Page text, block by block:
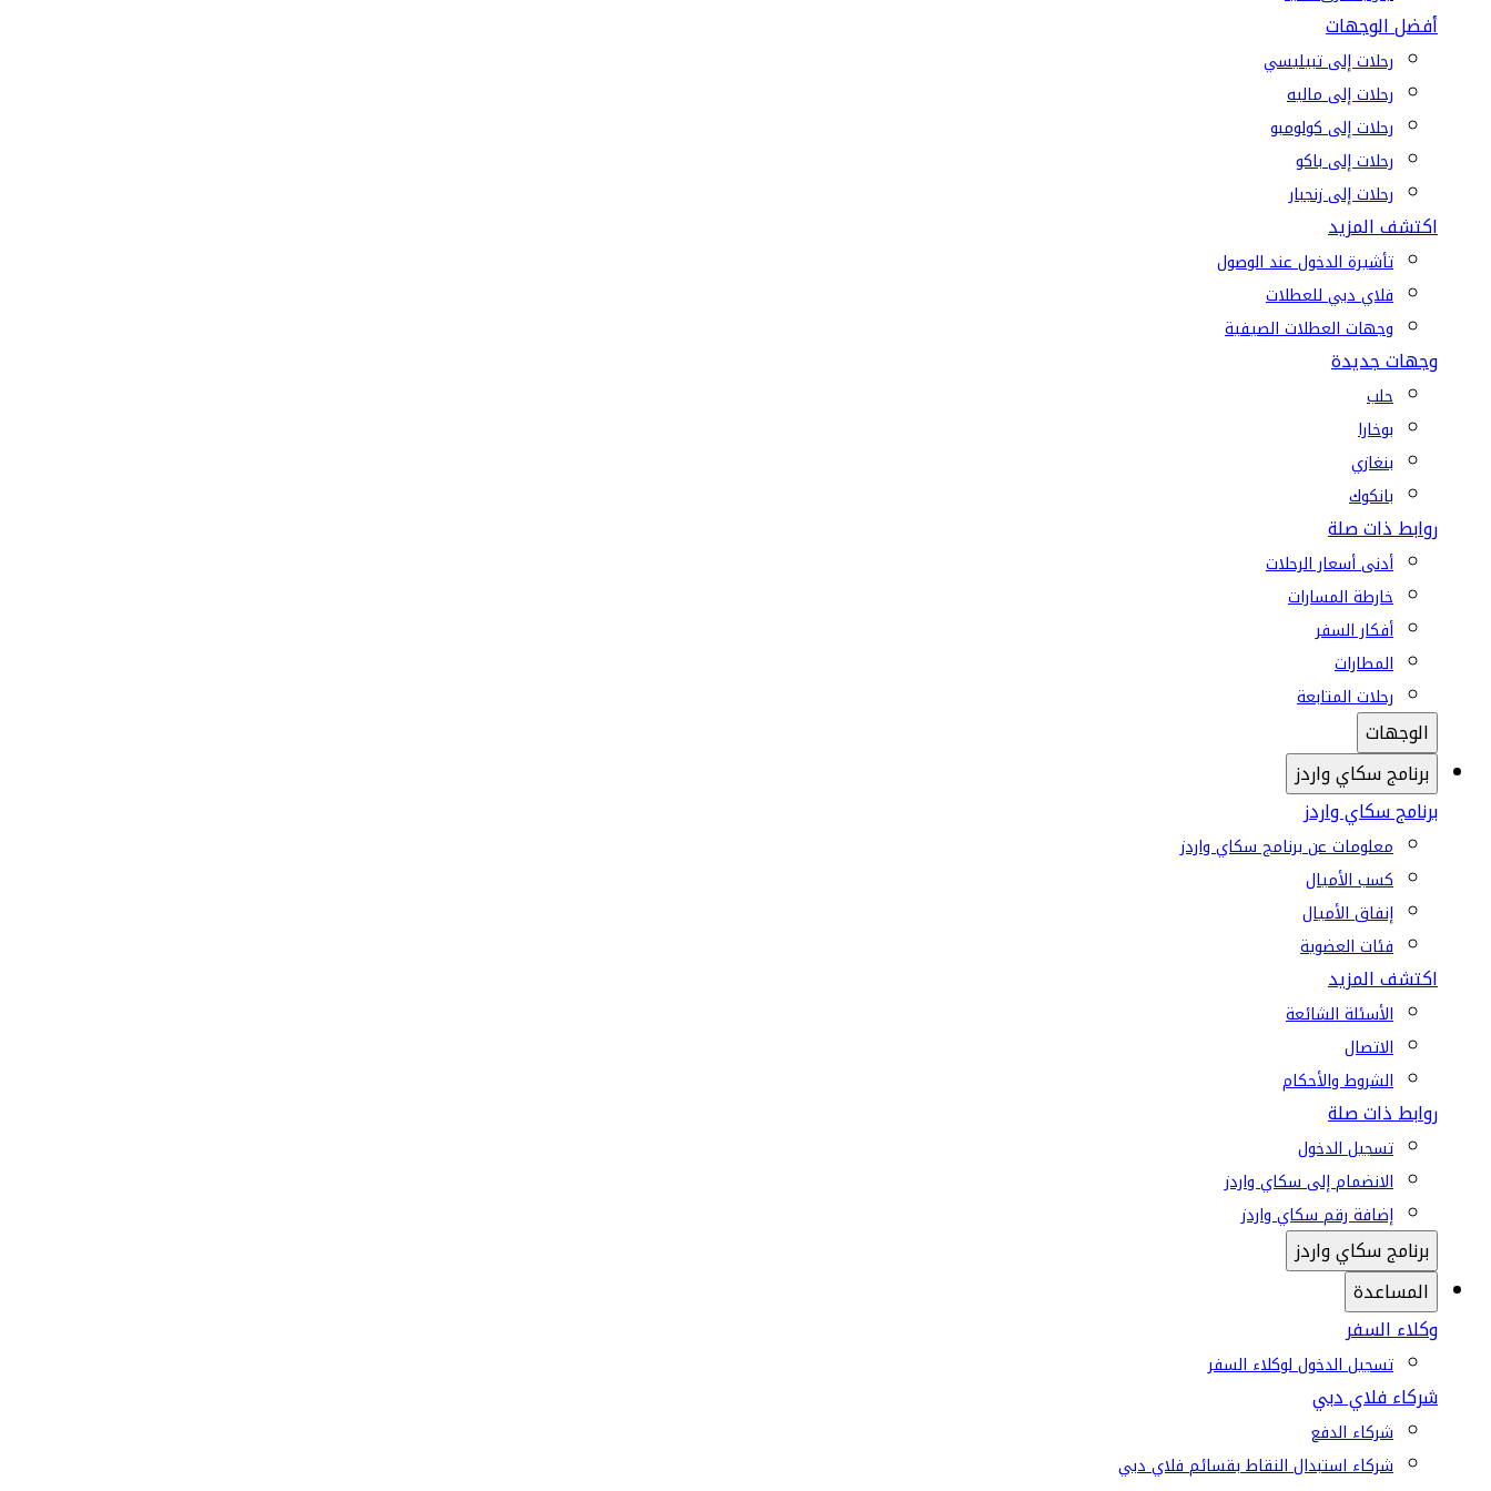
أفضل الوجهات
رحلات إلى تبيليسي
رحلات إلى ماليه
رحلات إلى كولومبو
رحلات إلى باكو
رحلات إلى زنجبار
اكتشف المزيد
تأشيرة الدخول عند الوصول
فلاي دبي للعطلات
وجهات العطلات الصيفية
وجهات جديدة
حلب
بوخارا
بنغازي
بانكوك
روابط ذات صلة
أدنى أسعار الرحلات
خارطة المسارات
أفكار السفر
المطارات
رحلات المتابعة
الوجهات
برنامج سكاي واردز
برنامج سكاي واردز
معلومات عن برنامج سكاي واردز
كسب الأميال
إنفاق الأميال
فئات العضوية
اكتشف المزيد
الأسئلة الشائعة
الاتصال
الشروط والأحكام
روابط ذات صلة
تسجيل الدخول
الانضمام إلى سكاي واردز
إضافة رقم سكاي واردز
برنامج سكاي واردز
المساعدة
وكلاء السفر
تسجيل الدخول لوكلاء السفر
شركاء فلاي دبي
شركاء الدفع
شركاء استبدال النقاط بقسائم فلاي دبي